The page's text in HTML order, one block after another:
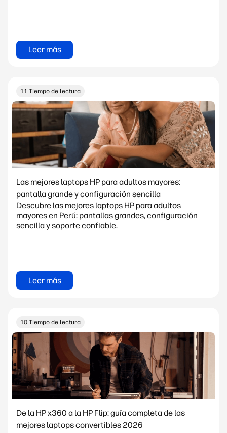
Leer más
11 Tiempo de lectura
Las mejores laptops HP para adultos mayores:
pantalla grande y configuración sencilla
Descubre las mejores laptops HP para adultos
mayores en Perú: pantallas grandes, configuración
sencilla y soporte confiable.
Leer más
10 Tiempo de lectura
De la HP x360 a la HP Flip: guía completa de las
mejores laptops convertibles 2026